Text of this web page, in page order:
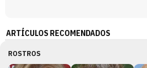
ARTÍCULOS RECOMENDADOS
ROSTROS